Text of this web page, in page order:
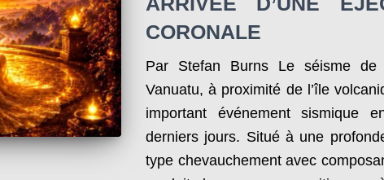
CORONALE
Par Stefan Burns Le séisme
Vanuatu, à proximité de l’île
important événement sismique
derniers jours. Situé à une
type chevauchement avec